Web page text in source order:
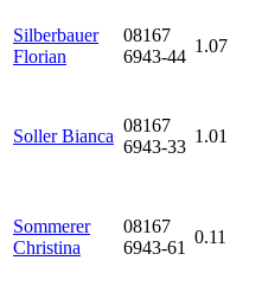
Silberbauer
Florian
08167
6943-44
1.07
Soller Bianca
08167
6943-33
1.01
Sommerer
Christina
08167
6943-61
0.11